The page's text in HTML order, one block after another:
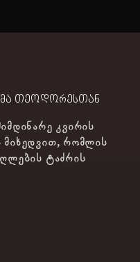
თეოდორესთან
კვირის
მიხედვით, რომლის
ტაძრის